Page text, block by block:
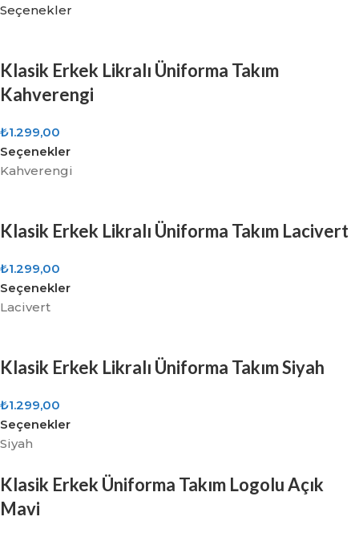
Seçenekler
Klasik Erkek Likralı Üniforma Takım
Kahverengi
₺1.299,00
Seçenekler
Kahverengi
Klasik Erkek Likralı Üniforma Takım Lacivert
₺1.299,00
Seçenekler
Lacivert
Klasik Erkek Likralı Üniforma Takım Siyah
₺1.299,00
Seçenekler
Siyah
Klasik Erkek Üniforma Takım Logolu Açık
Mavi